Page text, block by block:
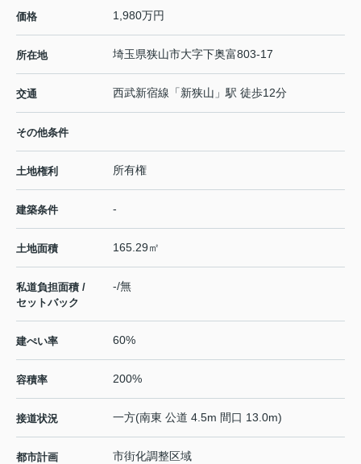
価格 1,980万円
所在地 埼玉県狭山市大字下奥富803-17
交通 西武新宿線 「新狭山 」駅 徒歩12分
その他条件
土地権利 所有権
建築条件 -
土地面積 165.29㎡
私道負担面積 /
セットバック
-/無
建ぺい率 60%
容積率 200%
接道状況 一方(南東 公道 4.5m 間口 13.0m)
都市計画 市街化調整区域